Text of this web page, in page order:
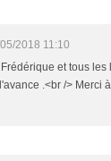
2018 11:10
et tous
.<br /> Merci